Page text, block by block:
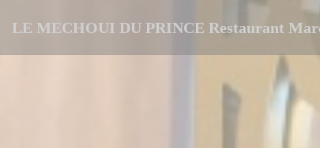
LE MECHOUI DU PRINCE Restaurant